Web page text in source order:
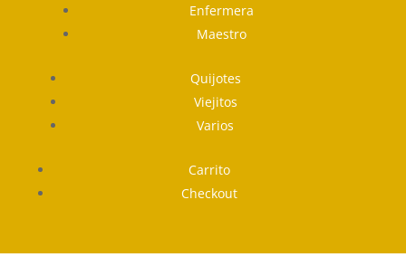
Enfermera
Maestro
Quijotes
Viejitos
Varios
Carrito
Checkout